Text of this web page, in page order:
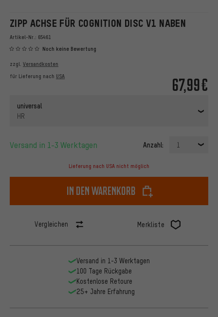
ZIPP ACHSE FÜR COGNITION DISC V1 NABEN
Artikel-Nr.: 65461
Noch keine Bewertung
67,99€
zzgl. Versandkosten
für Lieferung nach USA
universal
HR
Versand in 1-3 Werktagen Anzahl: 1
Lieferung nach USA nicht möglich
In den Warenkorb
Vergleichen Merkliste
Versand in 1-3 Werktagen
100 Tage Rückgabe
Kostenlose Retoure
25+ Jahre Erfahrung